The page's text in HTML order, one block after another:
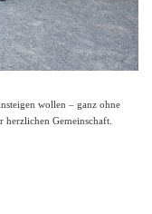
wollen – ganz ohne
Gemeinschaft.